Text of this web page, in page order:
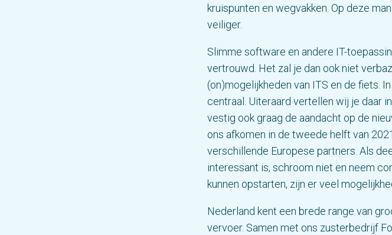
kruispunten en wegvakken. Op deze
veiliger.
Slimme software en andere IT-
vertrouwd. Het zal je dan ook niet
(on)mogelijkheden van ITS en de fiets.
centraal. Uiteraard vertellen wij je daar
vestig ook graag de aandacht op de
ons afkomen in de tweede helft van
verschillende Europese partners. Als
interessant is, schroom niet en neem
kunnen opstarten, zijn er veel
Nederland kent een brede range van
vervoer. Samen met ons zusterbedrijf